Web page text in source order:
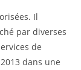
Il
par diverses
de
dans une